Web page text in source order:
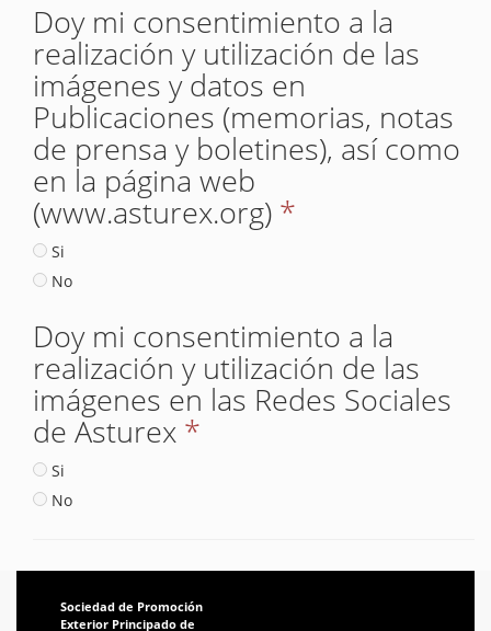
Doy mi consentimiento a la
realización y utilización de las
imágenes y datos en
Publicaciones (memorias, notas
de prensa y boletines), así como
en la página web
(www.asturex.org) *
Si
No
Doy mi consentimiento a la
realización y utilización de las
imágenes en las Redes Sociales
de Asturex *
Si
No
Sociedad de Promoción
Exterior Principado de